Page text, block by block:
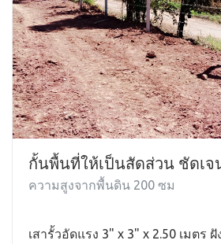
กั้นพื้นที่ให้เป็นสัดส่วน ชัดเจ
ความสูงจากพื้นดิน 200 ซม
เสารั้วอัดแรง 3" x 3" x 2.50 เมตร